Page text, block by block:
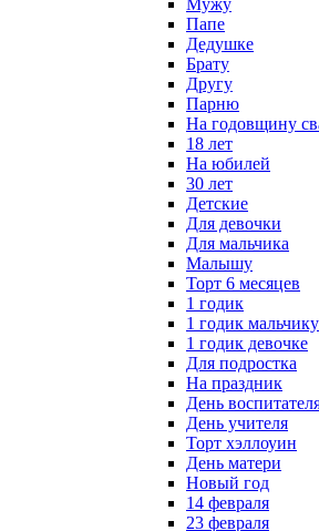
Мужу
Папе
Дедушке
Брату
Другу
Парню
На годовщину
18 лет
На юбилей
30 лет
Детские
Для девочки
Для мальчика
Малышу
Торт 6 месяцев
1 годик
1 годик мальчику
1 годик девочке
Для подростка
На праздник
День
День учителя
Торт хэллоуин
День матери
Новый год
14 февраля
23 февраля